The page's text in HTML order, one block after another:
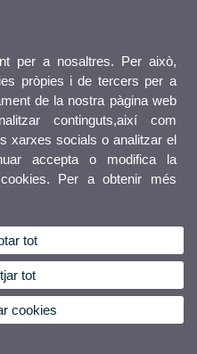
per a nosaltres. Per això,
pròpies i de tercers per a
de la nostra pàgina web
continguts,així com
xarxes socials o analitzar el
accepta o modifica la
Per a obtenir més
tot
tot
cookies